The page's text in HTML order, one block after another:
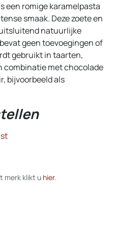
een romige karamelpasta
smaak. Deze zoete en
natuurlijke
geen toevoegingen of
gebruikt in taarten,
combinatie met chocolade
bijvoorbeeld als
merk klikt u hier.